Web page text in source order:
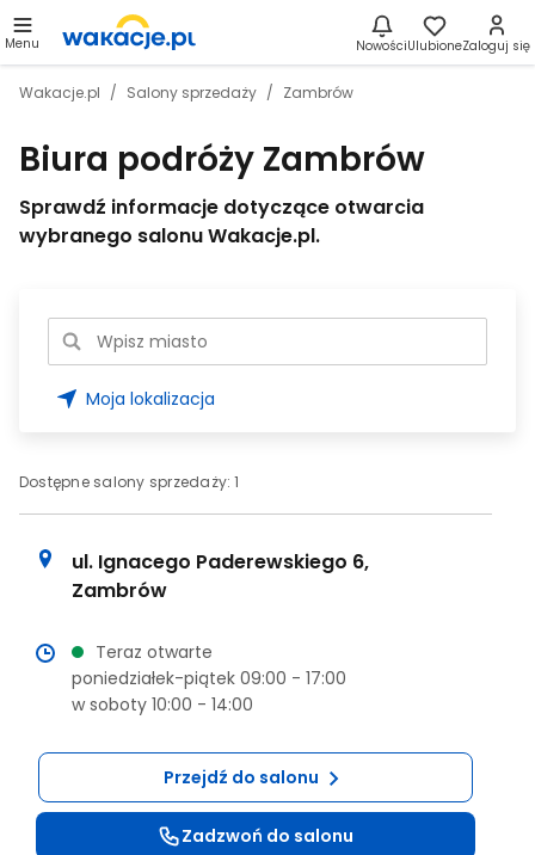
Menu NowościUlubioneZaloguj się
Wakacje.pl Salony sprzedaży Zambrów
Biura podróży Zambrów
Sprawdź informacje dotyczące otwarcia
wybranego salonu Wakacje.pl.
Moja lokalizacja
Dostępne salony sprzedaży:1
ul. Ignacego Paderewskiego 6,
Zambrów
Teraz otwarte
poniedziałek-piątek 09:00 - 17:00
w soboty 10:00 - 14:00
Przejdź do salonu
Zadzwoń do salonu